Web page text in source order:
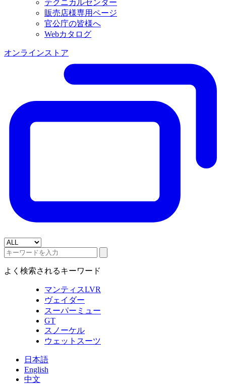
テクニカルセンター
販売店様専用ページ
官公庁の皆様へ
Webカタログ
オンラインストア
よく検索されるキーワード
マンティスLVR
ヴェイダー
スーパーミュー
GT
スノーケル
ウェットスーツ
日本語
English
中文